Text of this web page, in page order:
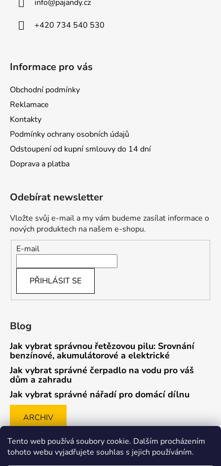
Tento web používá soubory cookie. Dalším procházením
tohoto webu vyjadřujete souhlas s jejich používáním.
info@pajandy.cz
+420 734 540 530
Informace pro vás
Obchodní podmínky
Reklamace
Kontakty
Podmínky ochrany osobních údajů
Odstoupení od kupní smlouvy do 14 dní
Doprava a platba
Odebírat newsletter
Vložte svůj e-mail a my vám budeme zasílat informace o
nových produktech na našem e-shopu.
E-mail
PŘIHLÁSIT SE
Blog
Jak vybrat správnou řetězovou pilu: Srovnání
benzínové, akumulátorové a elektrické
Jak vybrat správné čerpadlo na vodu pro váš
dům a zahradu
Jak vybrat správné nářadí pro domácí dílnu
ARCHIV